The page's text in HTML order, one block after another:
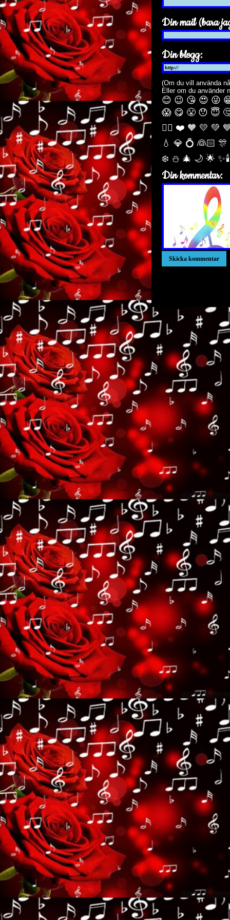
Din mail (bara
Din blogg:
(Om du vill använda
Eller om du använder
😊 😉 😘 😍 😜
😱 😋 😤 😯 😇
🏳️‍🌈 ❤️ 🧡 💛 💚
💧 💎 💍 👰🏻
❄️ ⛄ 🎄 🌙️ 🌟
Din kommentar: